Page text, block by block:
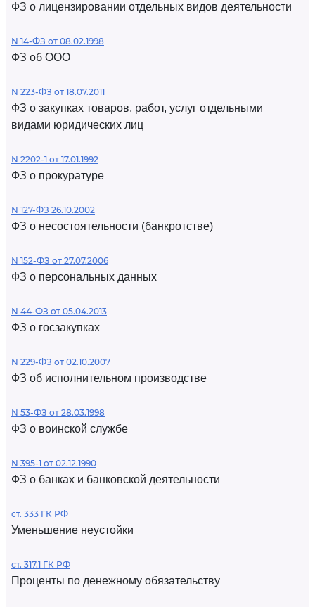
ФЗ о лицензировании отдельных видов деятельности
N 14-ФЗ от 08.02.1998
ФЗ об ООО
N 223-ФЗ от 18.07.2011
ФЗ о закупках товаров, работ, услуг отдельными
видами юридических лиц
N 2202-1 от 17.01.1992
ФЗ о прокуратуре
N 127-ФЗ 26.10.2002
ФЗ о несостоятельности (банкротстве)
N 152-ФЗ от 27.07.2006
ФЗ о персональных данных
N 44-ФЗ от 05.04.2013
ФЗ о госзакупках
N 229-ФЗ от 02.10.2007
ФЗ об исполнительном производстве
N 53-ФЗ от 28.03.1998
ФЗ о воинской службе
N 395-1 от 02.12.1990
ФЗ о банках и банковской деятельности
ст. 333 ГК РФ
Уменьшение неустойки
ст. 317.1 ГК РФ
Проценты по денежному обязательству